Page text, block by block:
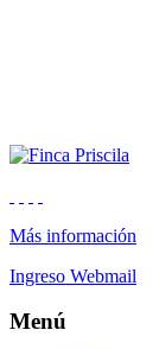
Más información
Ingreso Webmail
Menú